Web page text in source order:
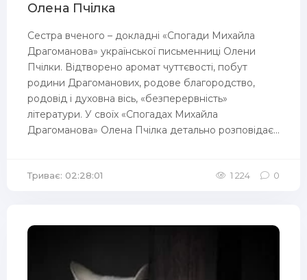
Олена Пчілка
Сестра вченого – докладні «Спогади Михайла
Драгоманова» української письменниці Олени
Пчілки. Відтворено аромат чуттєвості, побут
родини Драгоманових, родове благородство,
родовід і духовна вісь, «безперервність»
літератури. У своїх «Спогадах Михайла
Драгоманова» Олена Пчілка детально розповідає...
Триває: 02:28:01 1 224 0